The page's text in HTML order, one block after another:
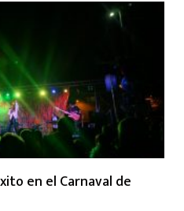
en el Carnaval de